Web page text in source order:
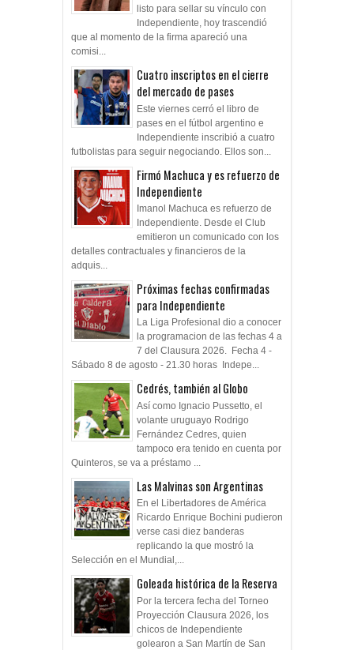
listo para sellar su vínculo con
Independiente, hoy trascendió
que al momento de la firma apareció una
comisi...
Cuatro inscriptos en el cierre
del mercado de pases
Este viernes cerró el libro de
pases en el fútbol argentino e
Independiente inscribió a cuatro
futbolistas para seguir negociando. Ellos son...
Firmó Machuca y es refuerzo de
Independiente
Imanol Machuca es refuerzo de
Independiente. Desde el Club
emitieron un comunicado con los
detalles contractuales y financieros de la
adquis...
Próximas fechas confirmadas
para Independiente
La Liga Profesional dio a conocer
la programacion de las fechas 4 a
7 del Clausura 2026. Fecha 4 -
Sábado 8 de agosto - 21.30 horas Indepe...
Cedrés, también al Globo
Así como Ignacio Pussetto, el
volante uruguayo Rodrigo
Fernández Cedres, quien
tampoco era tenido en cuenta por
Quinteros, se va a préstamo ...
Las Malvinas son Argentinas
En el Libertadores de América
Ricardo Enrique Bochini pudieron
verse casi diez banderas
replicando la que mostró la
Selección en el Mundial,...
Goleada histórica de la Reserva
Por la tercera fecha del Torneo
Proyección Clausura 2026, los
chicos de Independiente
golearon a San Martín de San